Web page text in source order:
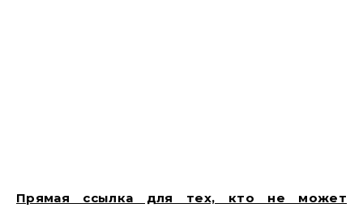
Прямая ссылка для тех, кто не может